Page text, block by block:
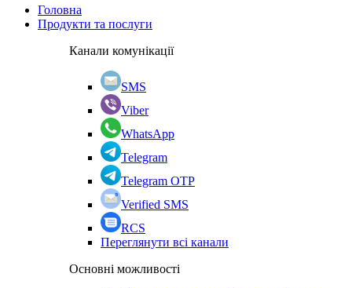
Головна
Продукти та послуги
Канали комунікації
SMS
Viber
WhatsApp
Telegram
Telegram OTP
Verified SMS
RCS
Переглянути всі канали
Основні можливості